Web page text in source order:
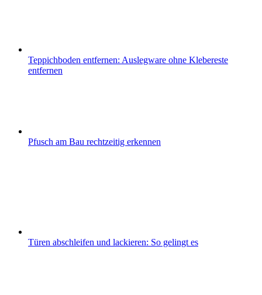
Teppichboden entfernen: Auslegware ohne Klebereste
entfernen
Pfusch am Bau rechtzeitig erkennen
Türen abschleifen und lackieren: So gelingt es